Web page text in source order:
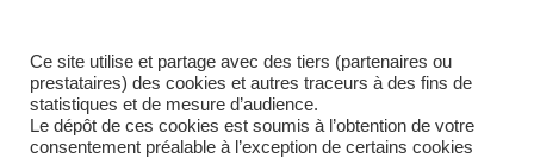
Ce site utilise et partage avec des tiers (partenaires ou
prestataires) des cookies et autres traceurs à des fins de
statistiques et de mesure d’audience.
Le dépôt de ces cookies est soumis à l’obtention de votre
consentement préalable à l’exception de certains cookies